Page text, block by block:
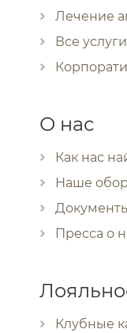
Лечение
Все услуги
О нас
Как нас
Наше
Пресса о
Клубные